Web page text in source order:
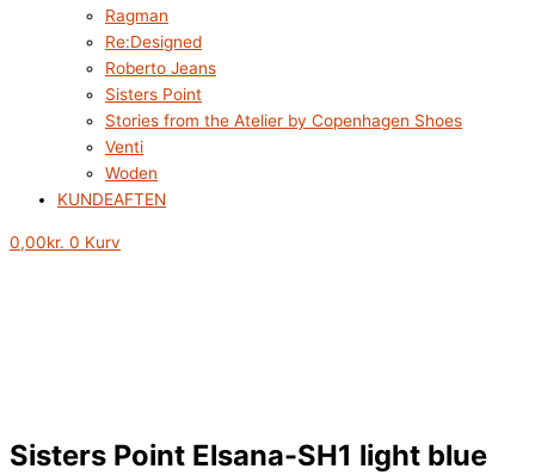
Ragman
Re:Designed
Roberto Jeans
Sisters Point
Stories from the Atelier by Copenhagen Shoes
Venti
Woden
KUNDEAFTEN
0,00kr. 0 Kurv
Sisters Point Elsana-SH1 light blue